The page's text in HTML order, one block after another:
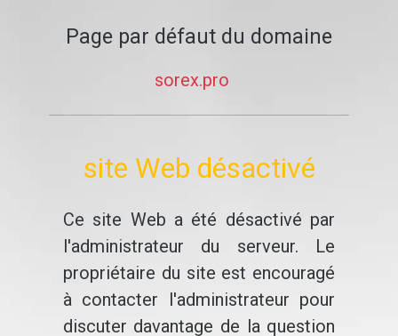
Page par défaut du domaine
sorex.pro
site Web désactivé
Ce site Web a été désactivé par
l'administrateur du serveur. Le
propriétaire du site est encouragé
à contacter l'administrateur pour
discuter davantage de la question